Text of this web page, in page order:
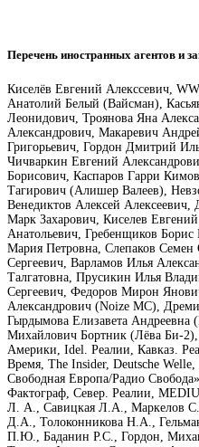
Перечень иностранных агентов и
Киселёв Евгений Алекссевич,
Анатолий Белый (Вайсман),
Леонидович, Троянова Яна
Александрович, Макаревич
Григорьевич, Гордон Дмитрий
Чичваркин Евгений
Борисович, Каспаров Гарри
Тагирович (Алишер Валеев),
Венедиктов Алексей
Марк Захарович, Киселев
Анатольевич, Гребенщиков Борис
Мария Петровна, Слепаков
Сергеевич, Варламов Илья
Талгатовна, Прусикин Илья
Сергеевич, Федоров Мирон
Александрович (Noize MC),
Гырдымова Елизавета Андреевна
Михайлович Бортник (Лёва Би-
Америки, Idel. Реалии, Кавказ.
Время, The Insider, Deutsche
Свободная Европа/Радио
Фактограф, Север. Реалии,
Л. А., Савицкая Л.А., Маркелов
Д.А., Толоконникова Н.А.,
П.Ю., Баданин Р.С., Гордон,